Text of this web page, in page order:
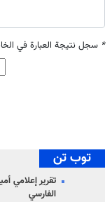
* سجل نتيجة العبارة في
توب تن
تقرير إعلامي
الفارسي